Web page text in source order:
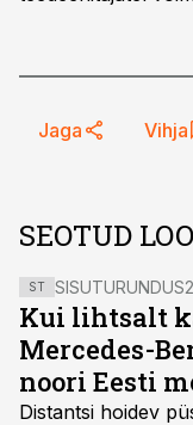
Jaga Vihja
SEOTUD
ST SISUTURUNDUS
Kui lihtsalt
Mercedes-
noori Eesti
Distantsi hoidev